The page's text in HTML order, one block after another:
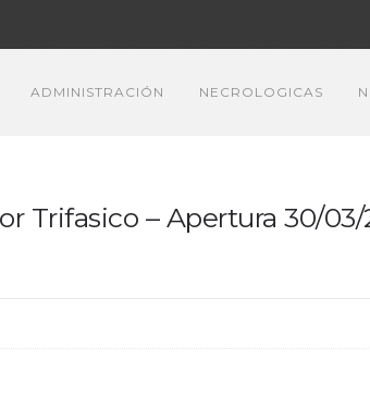
ADMINISTRACIÓN NECROLOGICAS
Trifasico – Apertura 30/03/